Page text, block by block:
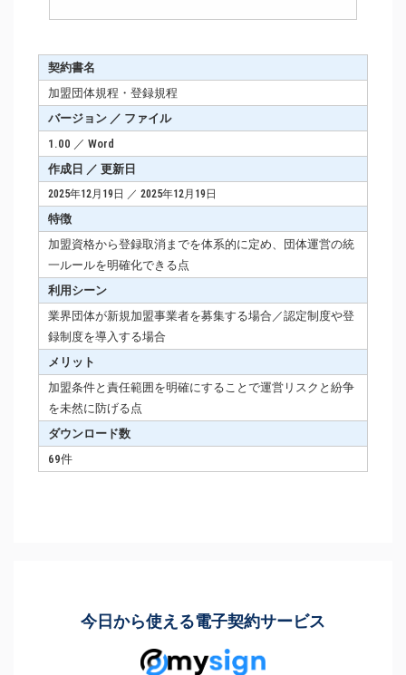
契約書名
加盟団体規程・登録規程
バージョン ／ ファイル
1.00 ／ Word
作成日 ／ 更新日
2025年12月19日 ／ 2025年12月19日
特徴
加盟資格から登録取消までを体系的に定め、団体運営の統
一ルールを明確化できる点
利用シーン
業界団体が新規加盟事業者を募集する場合／認定制度や登
録制度を導入する場合
メリット
加盟条件と責任範囲を明確にすることで運営リスクと紛争
を未然に防げる点
ダウンロード数
69件
今日から使える電子契約サービス